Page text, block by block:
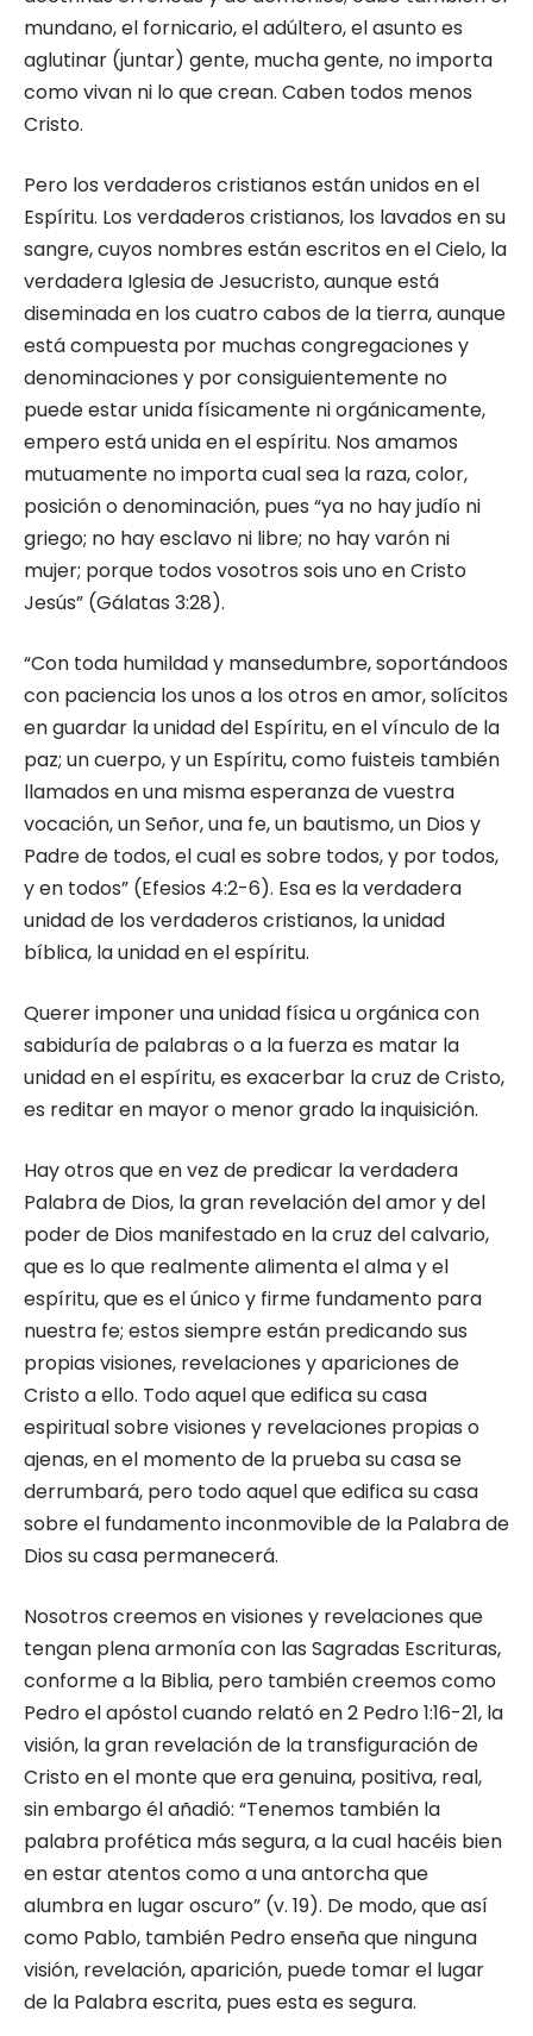
mundano, el fornicario, el adúltero, el asunto es
aglutinar (juntar) gente, mucha gente, no importa
como vivan ni lo que crean. Caben todos menos
Cristo.
Pero los verdaderos cristianos están unidos en el
Espíritu. Los verdaderos cristianos, los lavados en su
sangre, cuyos nombres están escritos en el Cielo, la
verdadera Iglesia de Jesucristo, aunque está
diseminada en los cuatro cabos de la tierra, aunque
está compuesta por muchas congregaciones y
denominaciones y por consiguientemente no
puede estar unida físicamente ni orgánicamente,
empero está unida en el espíritu. Nos amamos
mutuamente no importa cual sea la raza, color,
posición o denominación, pues “ya no hay judío ni
griego; no hay esclavo ni libre; no hay varón ni
mujer; porque todos vosotros sois uno en Cristo
Jesús” (Gálatas 3:28).
“Con toda humildad y mansedumbre, soportándoos
con paciencia los unos a los otros en amor, solícitos
en guardar la unidad del Espíritu, en el vínculo de la
paz; un cuerpo, y un Espíritu, como fuisteis también
llamados en una misma esperanza de vuestra
vocación, un Señor, una fe, un bautismo, un Dios y
Padre de todos, el cual es sobre todos, y por todos,
y en todos” (Efesios 4:2-6). Esa es la verdadera
unidad de los verdaderos cristianos, la unidad
bíblica, la unidad en el espíritu.
Querer imponer una unidad física u orgánica con
sabiduría de palabras o a la fuerza es matar la
unidad en el espíritu, es exacerbar la cruz de Cristo,
es reditar en mayor o menor grado la inquisición.
Hay otros que en vez de predicar la verdadera
Palabra de Dios, la gran revelación del amor y del
poder de Dios manifestado en la cruz del calvario,
que es lo que realmente alimenta el alma y el
espíritu, que es el único y firme fundamento para
nuestra fe; estos siempre están predicando sus
propias visiones, revelaciones y apariciones de
Cristo a ello. Todo aquel que edifica su casa
espiritual sobre visiones y revelaciones propias o
ajenas, en el momento de la prueba su casa se
derrumbará, pero todo aquel que edifica su casa
sobre el fundamento inconmovible de la Palabra de
Dios su casa permanecerá.
Nosotros creemos en visiones y revelaciones que
tengan plena armonía con las Sagradas Escrituras,
conforme a la Biblia, pero también creemos como
Pedro el apóstol cuando relató en 2 Pedro 1:16-21, la
visión, la gran revelación de la transfiguración de
Cristo en el monte que era genuina, positiva, real,
sin embargo él añadió: “Tenemos también la
palabra profética más segura, a la cual hacéis bien
en estar atentos como a una antorcha que
alumbra en lugar oscuro” (v. 19). De modo, que así
como Pablo, también Pedro enseña que ninguna
visión, revelación, aparición, puede tomar el lugar
de la Palabra escrita, pues esta es segura.